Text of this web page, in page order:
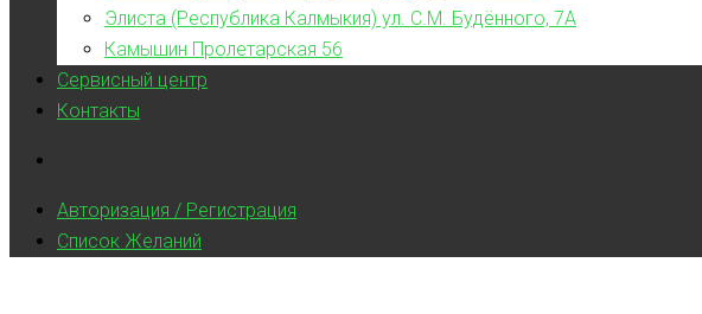
Элиста (Республика Калмыкия) ул. С.М. Будённого, 7А
Камышин Пролетарская 56
Сервисный центр
Контакты
Авторизация / Регистрация
Список Желаний